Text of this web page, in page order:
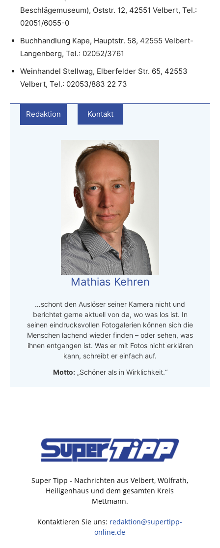
Beschlägemuseum), Oststr. 12, 42551 Velbert, Tel.:
02051/6055-0
Buchhandlung Kape, Hauptstr. 58, 42555 Velbert-
Langenberg, Tel.: 02052/3761
Weinhandel Stellwag, Elberfelder Str. 65, 42553
Velbert, Tel.: 02053/883 22 73
Redaktion Kontakt
Mathias Kehren
…schont den Auslöser seiner Kamera nicht und
berichtet gerne aktuell von da, wo was los ist. In
seinen eindrucksvollen Fotogalerien können sich die
Menschen lachend wieder finden – oder sehen, was
ihnen entgangen ist. Was er mit Fotos nicht erklären
kann, schreibt er einfach auf.
Motto:„Schöner als in Wirklichkeit.“
Super Tipp - Nachrichten aus Velbert, Wülfrath,
Heiligenhaus und dem gesamten Kreis
Mettmann.
Kontaktieren Sie uns: redaktion@supertipp-
online.de